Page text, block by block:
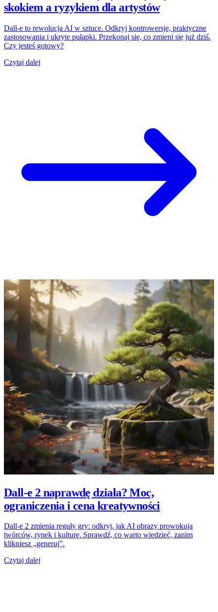
skokiem a ryzykiem dla artystów
Dall-e to rewolucja AI w sztuce. Odkryj kontrowersje, praktyczne
zastosowania i ukryte pułapki. Przekonaj się, co zmieni się już dziś.
Czy jesteś gotowy?
Czytaj dalej
Dall-e 2 naprawdę działa? Moc,
ograniczenia i cena kreatywności
Dall-e 2 zmienia reguły gry: odkryj, jak AI obrazy prowokują
twórców, rynek i kulturę. Sprawdź, co warto wiedzieć, zanim
klikniesz „generuj”.
Czytaj dalej